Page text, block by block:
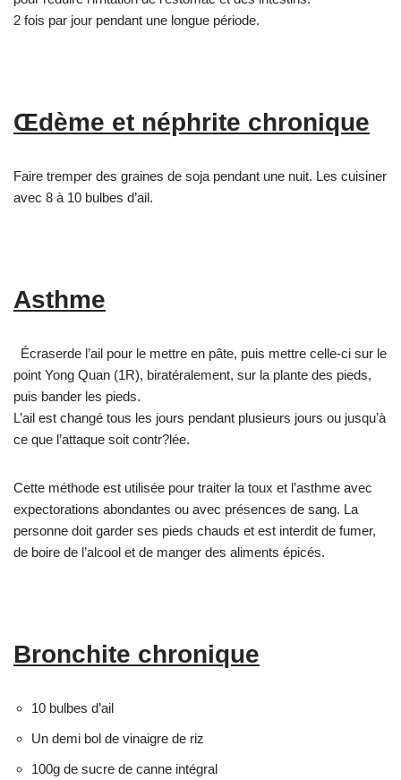
2 fois par jour pendant une longue période.
Œdème et néphrite chronique
Faire tremper des graines de soja pendant une nuit. Les cuisiner
avec 8 à 10 bulbes d’ail.
Asthme
Écraserde l’ail pour le mettre en pâte, puis mettre celle-ci sur le
point Yong Quan (1R), biratéralement, sur la plante des pieds,
puis bander les pieds.
L’ail est changé tous les jours pendant plusieurs jours ou jusqu’à
ce que l’attaque soit contr?lée.
Cette méthode est utilisée pour traiter la toux et l’asthme avec
expectorations abondantes ou avec présences de sang. La
personne doit garder ses pieds chauds et est interdit de fumer,
de boire de l’alcool et de manger des aliments épicés.
Bronchite chronique
10 bulbes d’ail
Un demi bol de vinaigre de riz
100g de sucre de canne intégral